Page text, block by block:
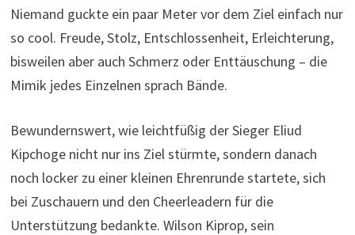
Niemand guckte ein paar Meter vor dem Ziel einfach nur
so cool. Freude, Stolz, Entschlossenheit, Erleichterung,
bisweilen aber auch Schmerz oder Enttäuschung – die
Mimik jedes Einzelnen sprach Bände.
Bewundernswert, wie leichtfüßig der Sieger Eliud
Kipchoge nicht nur ins Ziel stürmte, sondern danach
noch locker zu einer kleinen Ehrenrunde startete, sich
bei Zuschauern und den Cheerleadern für die
Unterstützung bedankte. Wilson Kiprop, sein